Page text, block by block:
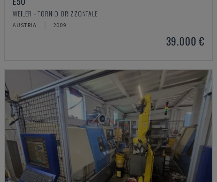
WEILER - TORNIO ORIZZONTALE
AUSTRIA 2009
39.000 €